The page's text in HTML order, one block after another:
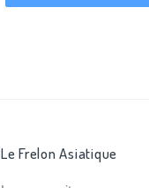
Le Frelon Asiatique